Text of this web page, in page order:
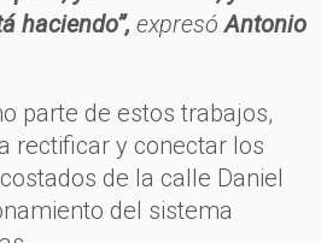
haciendo”, expresóAntonio
parte de estos trabajos,
rectificar y conectar los
de la calle Daniel
del sistema